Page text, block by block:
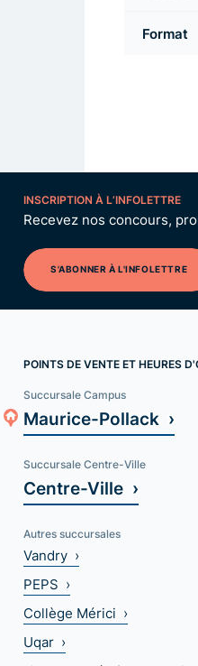
Format
INSCRIPTION À L’INFOLETTRE
Recevez nos concours,
S'ABONNER À L'INFOLETTRE
POINTS DE VENTE ET HEURES
Succursale Campus
Maurice-Pollack ›
Succursale Centre-Ville
Centre-Ville ›
Autres succursales
Vandry ›
PEPS ›
Collège Mérici ›
Uqar ›